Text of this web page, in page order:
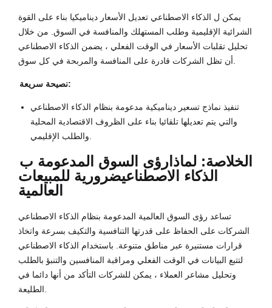
يمكن ل الذكاء الاصطناعي تعديل الأسعار ديناميكيا بناء على القوة
الشرائية الإقليمية وطلب المستهلك والمنافسة في السوق. من خلال
تحليل تقلبات الأسعار في الوقت الفعلي ، يضمن الذكاء الاصطناعي
أن تظل الشركات قادرة على المنافسة والمربحة في كل سوق.
نصيحة سريعة:
تنفيذ نماذج تسعير ديناميكية مدعومة بنظام الذكاء الاصطناعي
والتي يتم تعديلها تلقائيا بناء على الظروف الاقتصادية المحلية
والطلب الإقليمي.
الخلاصة: لماذا رؤى السوق المدعومة ب
الذكاء الاصطناعيضرورية للمبيعات
العالمية
تساعد رؤى السوق العالمية المدعومة بنظام الذكاء الاصطناعي
الشركات على الحفاظ على قدرتها التنافسية والتكيف بسرعة واتخاذ
قرارات مستنيرة عبر مناطق متنوعة. باستخدام الذكاء الاصطناعي
لتتبع البيانات في الوقت الفعلي ومراقبة المنافسين والتنبؤ بالطلب
وتحليل مشاعر العملاء ، يمكن للشركات التأكد من أنها دائما في
الطليعة.